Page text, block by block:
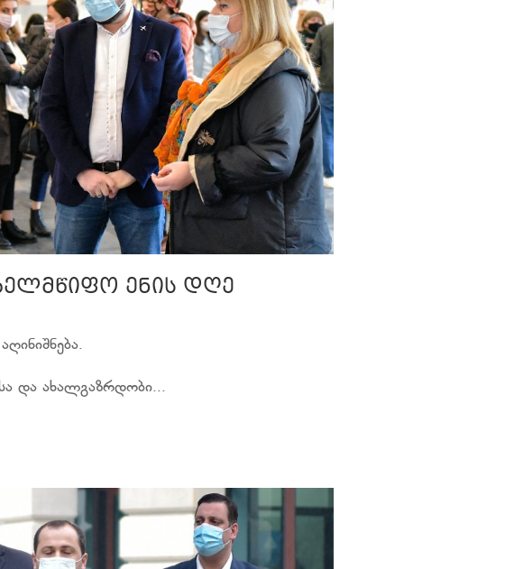
ენის დღე
და ახალგაზრდობი...